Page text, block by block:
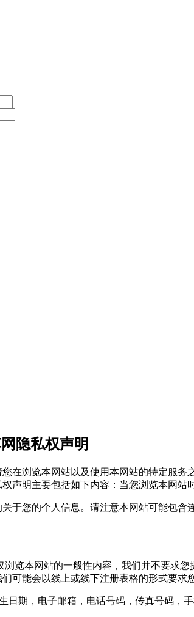
隐私权声明
在浏览本网站以及使用本网站的特定服
声明主要包括如下内容：当您浏览本网
您的个人信息。请注意本网站可能包含
本网站的一般性内容，我们并不要求您
可能会以线上或线下注册表格的形式要求
期，电子邮箱，电话号码，传真号码，手